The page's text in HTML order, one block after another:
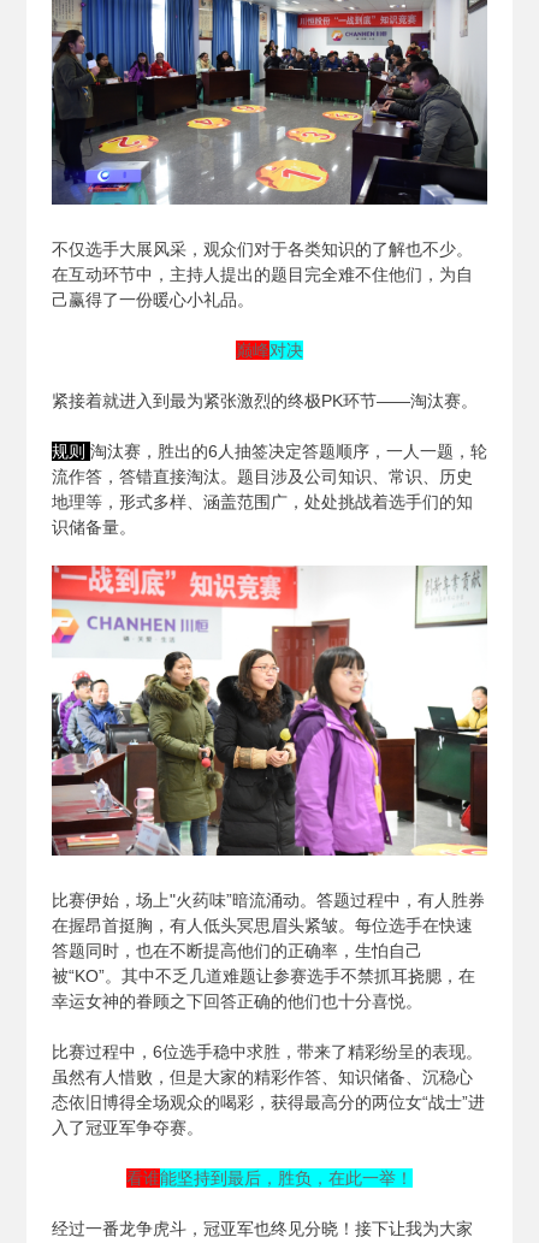
不仅选手大展风采，观众们对于各类知识的了解也不少。
在互动环节中，主持人提出的题目完全难不住他们，为自
己赢得了一份暖心小礼品。
巅峰对决
紧接着就进入到最为紧张激烈的终极PK环节——淘汰赛。
规则 淘汰赛，胜出的6人抽签决定答题顺序，一人一题，轮
流作答，答错直接淘汰。题目涉及公司知识、常识、历史
地理等，形式多样、涵盖范围广，处处挑战着选手们的知
识储备量。
比赛伊始，场上"火药味”暗流涌动。答题过程中，有人胜券
在握昂首挺胸，有人低头冥思眉头紧皱。每位选手在快速
答题同时，也在不断提高他们的正确率，生怕自己
被“KO”。其中不乏几道难题让参赛选手不禁抓耳挠腮，在
幸运女神的眷顾之下回答正确的他们也十分喜悦。
比赛过程中，6位选手稳中求胜，带来了精彩纷呈的表现。
虽然有人惜败，但是大家的精彩作答、知识储备、沉稳心
态依旧博得全场观众的喝彩，获得最高分的两位女“战士”进
入了冠亚军争夺赛。
看谁能坚持到最后，胜负，在此一举！
经过一番龙争虎斗，冠亚军也终见分晓！接下让我为大家